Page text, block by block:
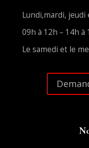
Lundi,mardi, jeudi
09h à 12h – 14h à
Le samedi et le